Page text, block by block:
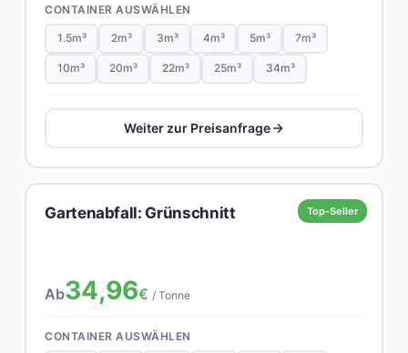
CONTAINER AUSWÄHLEN
1.5m³ 2m³ 3m³ 4m³ 5m³ 7m³
10m³ 20m³ 22m³ 25m³ 34m³
Weiter zur Preisanfrage
Top-Seller
Gartenabfall: Grünschnitt
Ab34,96€ / Tonne
CONTAINER AUSWÄHLEN